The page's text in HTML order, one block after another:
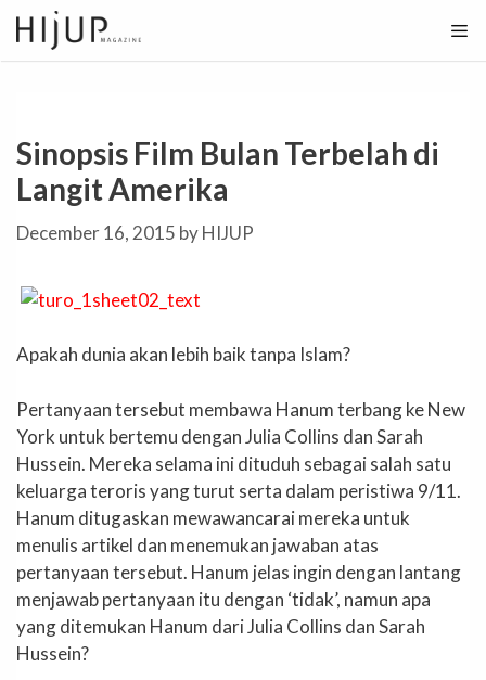
Skip
to
content
Sinopsis Film Bulan Terbelah di
Langit Amerika
December 16, 2015 byHIJUP
Apakah dunia akan lebih baik tanpa Islam?
Pertanyaan tersebut membawa Hanum terbang ke New
York untuk bertemu dengan Julia Collins dan Sarah
Hussein. Mereka selama ini dituduh sebagai salah satu
keluarga teroris yang turut serta dalam peristiwa 9/11.
Hanum ditugaskan mewawancarai mereka untuk
menulis artikel dan menemukan jawaban atas
pertanyaan tersebut. Hanum jelas ingin dengan lantang
menjawab pertanyaan itu dengan ‘tidak’, namun apa
yang ditemukan Hanum dari Julia Collins dan Sarah
Hussein?